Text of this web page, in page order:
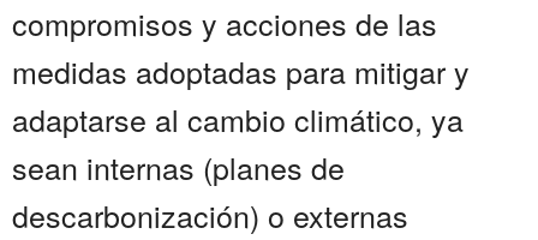
compromisos y acciones de las
medidas adoptadas para mitigar y
adaptarse al cambio climático, ya
sean internas (planes de
descarbonización) o externas